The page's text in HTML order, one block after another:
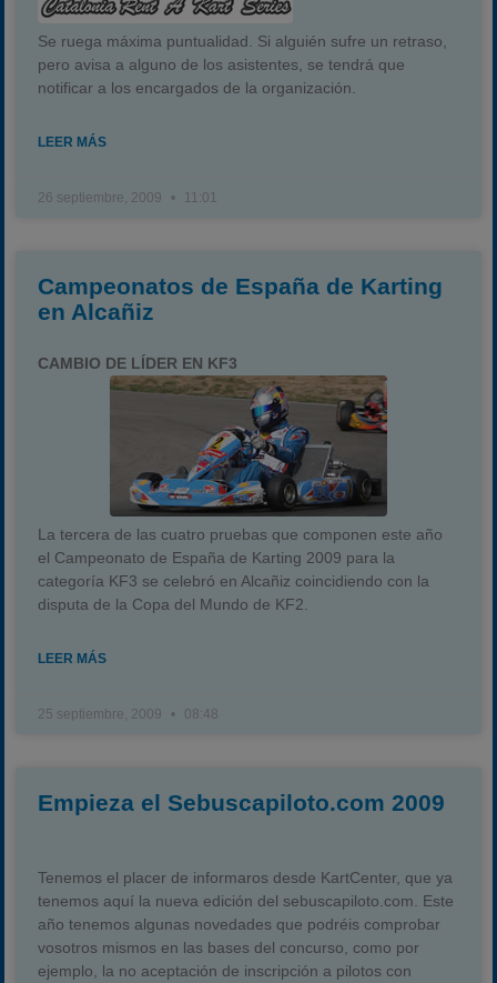
Se ruega máxima puntualidad . Si alguién sufre un retraso,
pero avisa a alguno de los asistentes, se tendrá que
notificar a los encargados de la organización.
LEER MÁS
26 septiembre, 2009 11:01
Campeonatos de España de Karting
en Alcañiz
CAMBIO DE LÍDER EN KF3
La tercera de las cuatro pruebas que componen este año
el Campeonato de España de Karting 2009 para la
categoría KF3 se celebró en Alcañiz coincidiendo con la
disputa de la Copa del Mundo de KF2.
LEER MÁS
25 septiembre, 2009 08:48
Empieza el Sebuscapiloto.com 2009
Tenemos el placer de informaros desde KartCenter, que ya
tenemos aquí la nueva edición del sebuscapiloto.com. Este
año tenemos algunas novedades que podréis comprobar
vosotros mismos en las bases del concurso, como por
ejemplo, la no aceptación de inscripción a pilotos con